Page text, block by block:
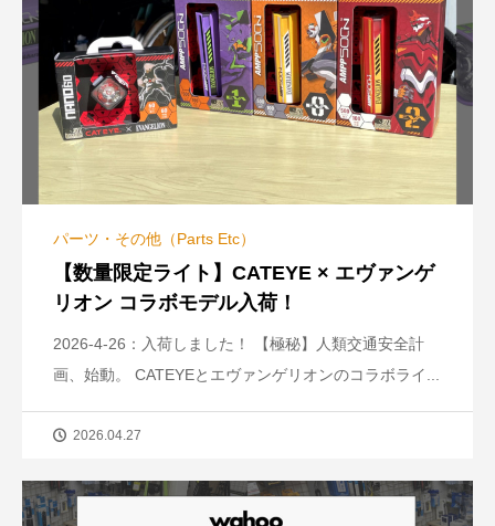
パーツ・その他（Parts Etc）
【数量限定ライト】CATEYE × エヴァンゲ
リオン コラボモデル入荷！
2026-4-26：入荷しました！ 【極秘】人類交通安全計
画、始動。 CATEYEとエヴァンゲリオンのコラボライ...
2026.04.27